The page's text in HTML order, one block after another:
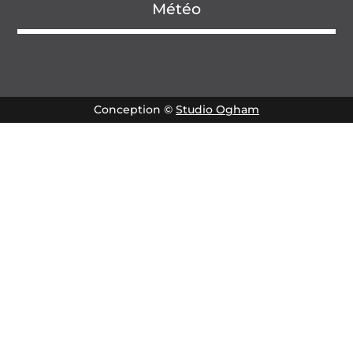
Météo
Conception © Studio Ogham